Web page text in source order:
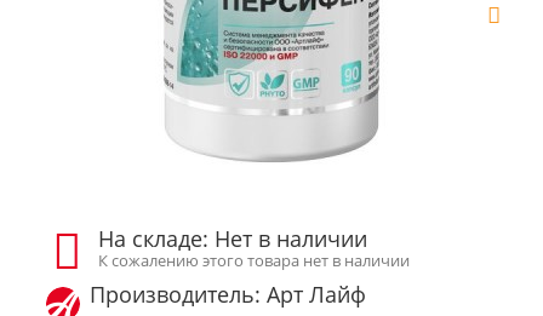
На складе: Нет в наличии
К сожалению этого товара нет в наличии
Производитель: Арт Лайф